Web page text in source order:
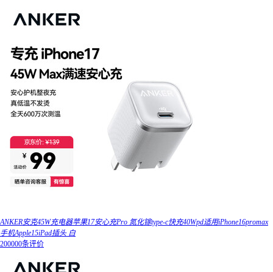
ANKER安克45W充电器苹果17安心充Pro 氮化镓type-c快充40Wpd适用iPhone16promax
手机Apple15iPad插头 白
200000条评价